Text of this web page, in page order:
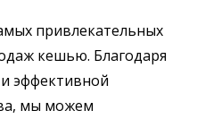
привлекательных
кешью. Благодаря
эффективной
мы можем